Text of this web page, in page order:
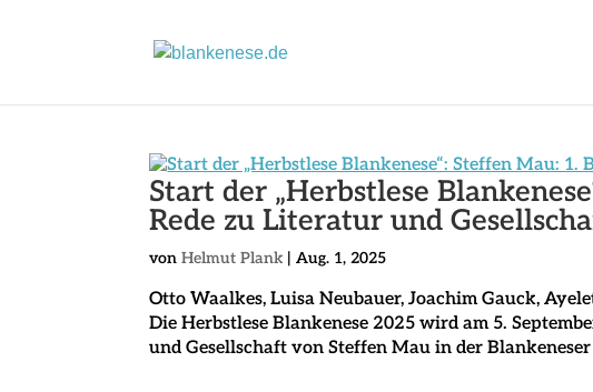
Start der „Herbstlese
Rede zu Literatur und
vonHelmut Plank |Aug. 1, 2025
Otto Waalkes, Luisa Neubauer, Joachim Gauck,
Die Herbstlese Blankenese 2025 wird am 5.
und Gesellschaft von Steffen Mau in der